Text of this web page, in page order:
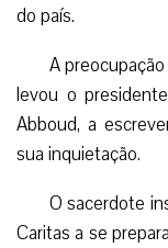
do país.
A
levou o
Abboud, a
sua inquietação.
O sacerdote
Caritas a se